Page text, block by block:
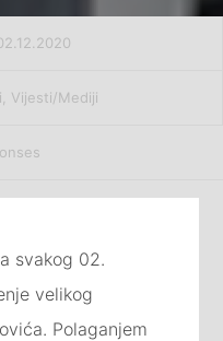
Vijesti/Mediji
svakog 02.
velikog
Polaganjem